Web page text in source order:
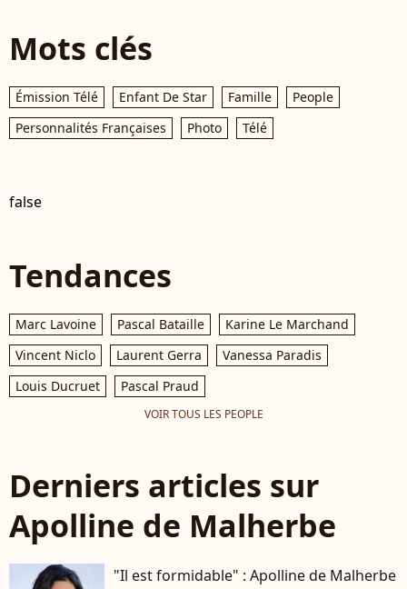
Mots clés
Émission Télé Enfant De Star Famille
People
Personnalités Françaises
Photo Télé
false
Tendances
Marc Lavoine Pascal Bataille
Karine Le Marchand
Vincent Niclo
Laurent Gerra
Vanessa Paradis
Louis Ducruet
Pascal Praud
VOIR TOUS LES PEOPLE
Derniers articles sur
Apolline de Malherbe
"Il est formidable" : Apolline de Malherbe